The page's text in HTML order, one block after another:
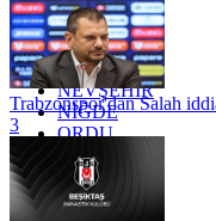
MARDİN
MERSİN
MUĞLA
MUŞ
NEVŞEHİR
NİĞDE
ORDU
OSMANİYE
RİZE
SAKARYA
Trabzonspor'dan Salah
3